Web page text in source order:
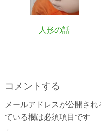
人形の話
コメントする
メールアドレスが公開され
ている欄は必須項目です